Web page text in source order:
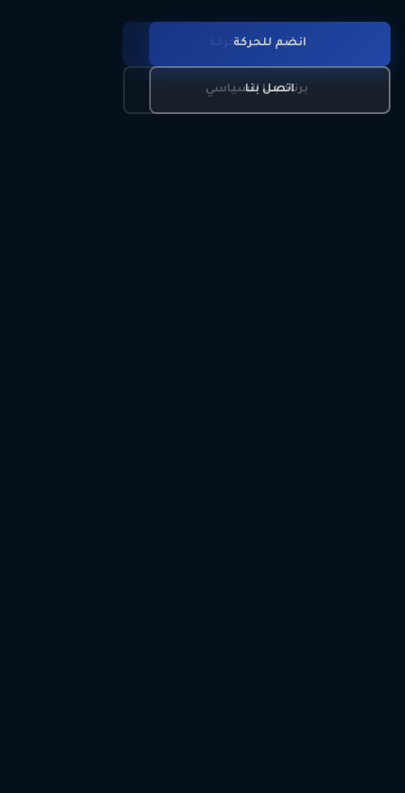
تعرّف على الحركة
برنامجنا السياسي
انضم للحركة
اتصل بنا